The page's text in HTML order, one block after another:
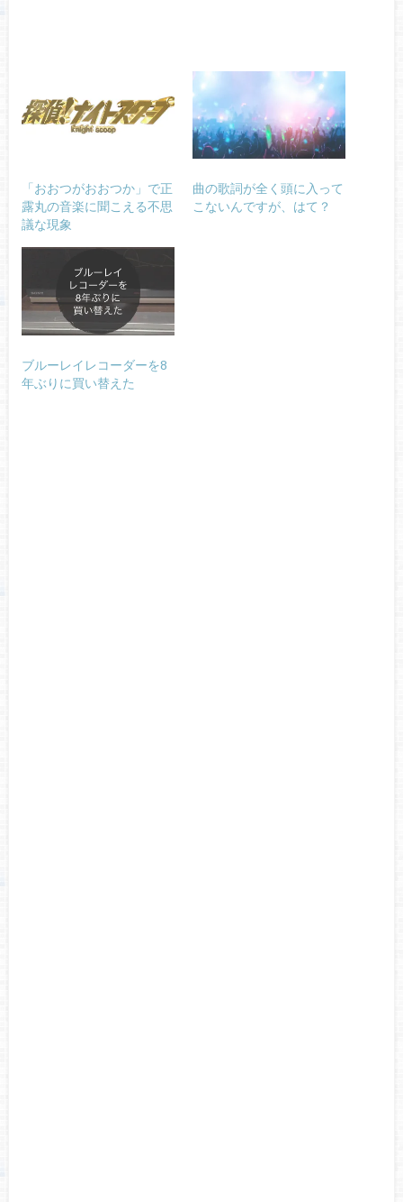
「おおつがおおつか」で正
露丸の音楽に聞こえる不思
議な現象
曲の歌詞が全く頭に入って
こないんですが、はて？
ブルーレイレコーダーを8
年ぶりに買い替えた